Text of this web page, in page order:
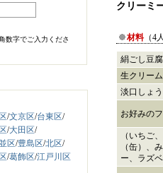
クリーミ
材料 （4
絹ごし豆腐
生クリーム
淡口しょ
お好みの
（いちご
（缶）、
ー、ラズ
数字でご入力くださ
/文京区/台東区/
/大田区/
区/豊島区/北区/
/葛飾区/江戸川区